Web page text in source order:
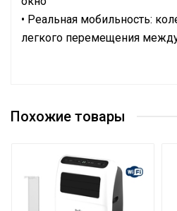
• Реальная мобильность:
легкого перемещения
приложения по Wi-Fi
Система самодиагностики
неисправности
Похожие товары